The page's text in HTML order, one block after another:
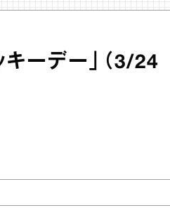
ーデー」（3/24